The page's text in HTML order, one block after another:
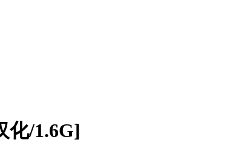
化/1.6G]